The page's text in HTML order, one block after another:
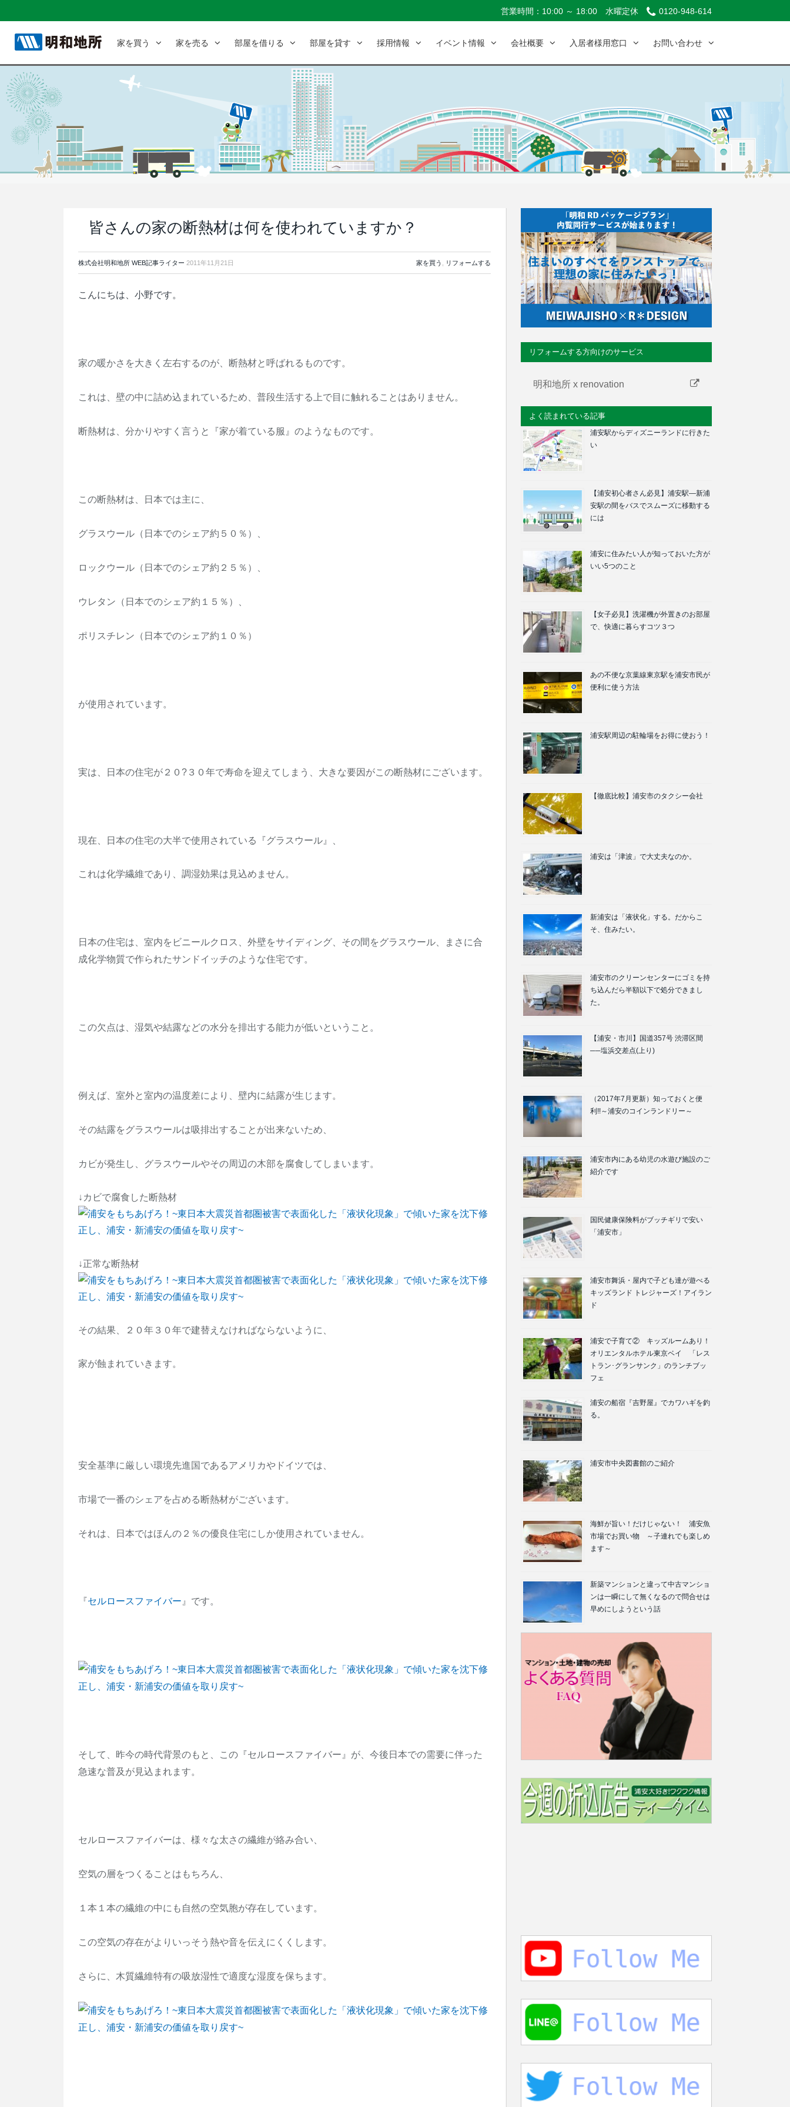
営業時間：10:00 ～ 18:00 水曜定休 0120-948-614
家を買う 家を売る 部屋を借りる 部屋を貸す 採用情報 イベント情報 会社概要 入居者様用窓口 お問い合わせ
皆さんの家の断熱材は何を使われていますか？
株式会社明和地所 WEB記事ライター 2011年11月21日 家を買う リフォームする
こんにちは、小野です。
家の暖かさを大きく左右するのが、断熱材と呼ばれるものです。
これは、壁の中に詰め込まれているため、普段生活する上で目に触れることはありません。
断熱材は、分かりやすく言うと『家が着ている服』のようなものです。
この断熱材は、日本では主に、
グラスウール（日本でのシェア約５０％）、
ロックウール（日本でのシェア約２５％）、
ウレタン（日本でのシェア約１５％）、
ポリスチレン（日本でのシェア約１０％）
が使用されています。
実は、日本の住宅が２０?３０年で寿命を迎えてしまう、大きな要因がこの断熱材にございます。
現在、日本の住宅の大半で使用されている『グラスウール』、
これは化学繊維であり、調湿効果は見込めません。
日本の住宅は、室内をビニールクロス、外壁をサイディング、その間をグラスウール、まさに合
成化学物質で作られたサンドイッチのような住宅です。
この欠点は、湿気や結露などの水分を排出する能力が低いということ。
例えば、室外と室内の温度差により、壁内に結露が生じます。
その結露をグラスウールは吸排出することが出来ないため、
カビが発生し、グラスウールやその周辺の木部を腐食してしまいます。
↓カビで腐食した断熱材
↓正常な断熱材
その結果、２０年３０年で建替えなければならないように、
家が蝕まれていきます。
安全基準に厳しい環境先進国であるアメリカやドイツでは、
市場で一番のシェアを占める断熱材がございます。
それは、日本ではほんの２％の優良住宅にしか使用されていません。
『セルロースファイバー 』です。
そして、昨今の時代背景のもと、この『セルロースファイバー』が、今後日本での需要に伴った
急速な普及が見込まれます。
セルロースファイバーは、様々な太さの繊維が絡み合い、
空気の層をつくることはもちろん、
１本１本の繊維の中にも自然の空気胞が存在しています。
この空気の存在がよりいっそう熱や音を伝えにくくします。
さらに、木質繊維特有の吸放湿性で適度な湿度を保ちます。
リフォームする方向けのサービス
明和地所 x renovation
よく読まれている記事
浦安駅からディズニーランドに行きた
い
【浦安初心者さん必見】浦安駅―新浦
安駅の間をバスでスムーズに移動する
には
浦安に住みたい人が知っておいた方が
いい5つのこと
【女子必見】洗濯機が外置きのお部屋
で、快適に暮らすコツ３つ
あの不便な京葉線東京駅を浦安市民が
便利に使う方法
浦安駅周辺の駐輪場をお得に使おう！
【徹底比較】浦安市のタクシー会社
浦安は「津波」で大丈夫なのか。
新浦安は「液状化」する。だからこ
そ、住みたい。
浦安市のクリーンセンターにゴミを持
ち込んだら半額以下で処分できまし
た。
【浦安・市川】国道357号 渋滞区間
──塩浜交差点(上り)
（2017年7月更新）知っておくと便
利!!～浦安のコインランドリー～
浦安市内にある幼児の水遊び施設のご
紹介です
国民健康保険料がブッチギリで安い
「浦安市」
浦安市舞浜・屋内で子ども達が遊べる
キッズランド トレジャーズ！アイラン
ド
浦安で子育て② キッズルームあり！
オリエンタルホテル東京ベイ 「レス
トラン･グランサンク」のランチブッ
フェ
浦安の船宿『吉野屋』でカワハギを釣
る。
浦安市中央図書館のご紹介
海鮮が旨い！だけじゃない！ 浦安魚
市場でお買い物 ～子連れでも楽しめ
ます～
新築マンションと違って中古マンショ
ンは一瞬にして無くなるので問合せは
早めにしようという話